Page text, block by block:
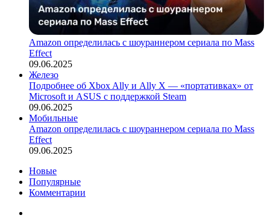
Amazon определилась с шоураннером сериала по Mass
Effect
09.06.2025
Железо
Подробнее об Xbox Ally и Ally X — «портативках» от
Microsoft и ASUS с поддержкой Steam
09.06.2025
Мобильные
Amazon определилась с шоураннером сериала по Mass
Effect
09.06.2025
Новые
Популярные
Комментарии